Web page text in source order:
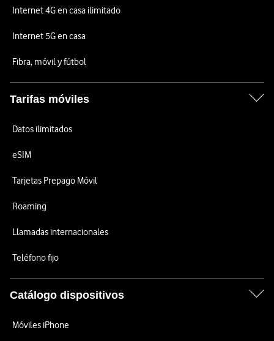
Internet 4G en casa ilimitado
Internet 5G en casa
Fibra, móvil y fútbol
Tarifas móviles
Datos ilimitados
eSIM
Tarjetas Prepago Móvil
Roaming
Llamadas internacionales
Teléfono fijo
Catálogo dispositivos
Móviles iPhone